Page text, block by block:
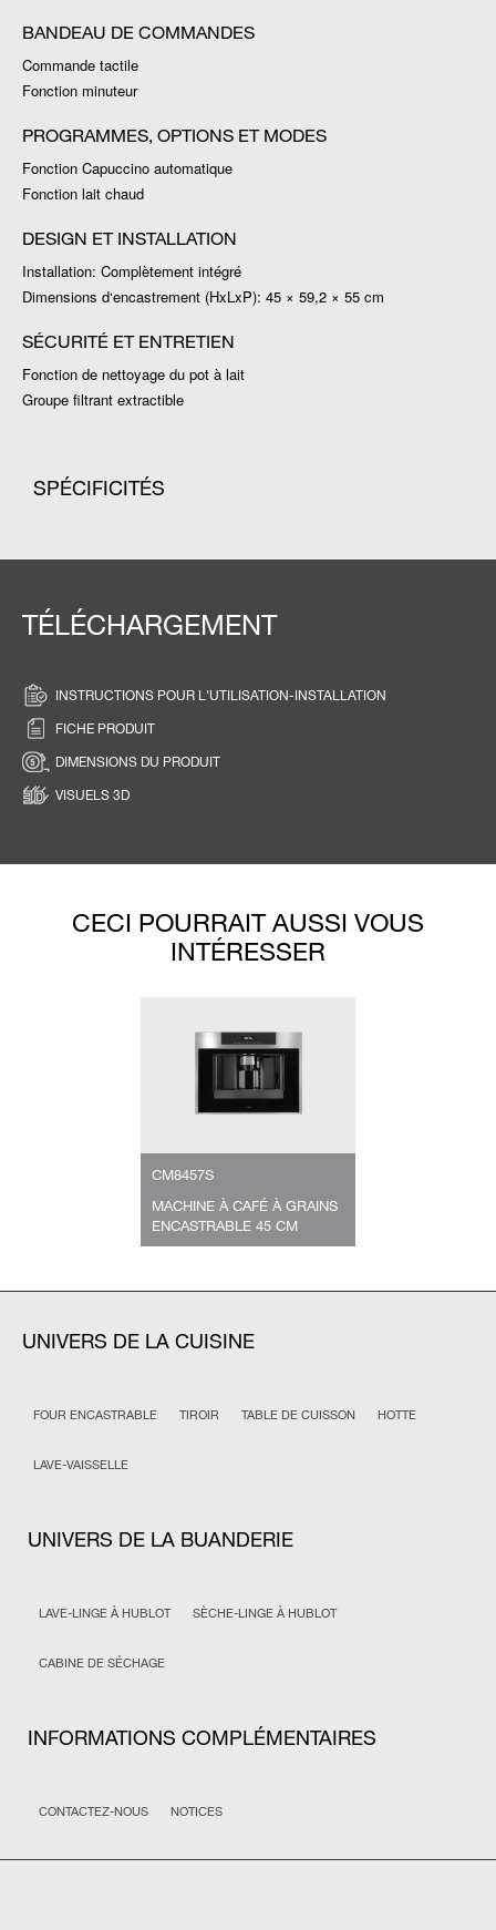
BANDEAU DE COMMANDES
Commande tactile
Fonction minuteur
PROGRAMMES, OPTIONS ET MODES
Fonction Capuccino automatique
Fonction lait chaud
DESIGN ET INSTALLATION
Installation: Complètement intégré
Dimensions d‘encastrement (HxLxP): 45 × 59,2 × 55 cm
SÉCURITÉ ET ENTRETIEN
Fonction de nettoyage du pot à lait
Groupe filtrant extractible
SPÉCIFICITÉS
TÉLÉCHARGEMENT
INSTRUCTIONS POUR L'UTILISATION-INSTALLATION
FICHE PRODUIT
DIMENSIONS DU PRODUIT
VISUELS 3D
CECI POURRAIT AUSSI VOUS
INTÉRESSER
CM8457S
MACHINE À CAFÉ À GRAINS
ENCASTRABLE 45 CM
UNIVERS DE LA CUISINE
FOUR ENCASTRABLE TIROIR TABLE DE CUISSON HOTTE
LAVE-VAISSELLE
UNIVERS DE LA BUANDERIE
LAVE-LINGE À HUBLOT SÈCHE-LINGE À HUBLOT
CABINE DE SÉCHAGE
INFORMATIONS COMPLÉMENTAIRES
CONTACTEZ-NOUS NOTICES